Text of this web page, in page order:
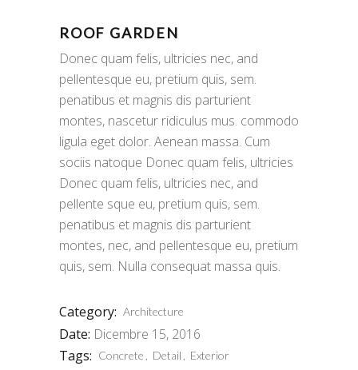
ROOF GARDEN
Donec quam felis, ultricies nec, and
pellentesque eu, pretium quis, sem.
penatibus et magnis dis parturient
montes, nascetur ridiculus mus. commodo
ligula eget dolor. Aenean massa. Cum
sociis natoque Donec quam felis, ultricies
Donec quam felis, ultricies nec, and
pellente sque eu, pretium quis, sem.
penatibus et magnis dis parturient
montes, nec, and pellentesque eu, pretium
quis, sem. Nulla consequat massa quis.
Category: Architecture
Date: Dicembre 15, 2016
Tags: Concrete Detail Exterior